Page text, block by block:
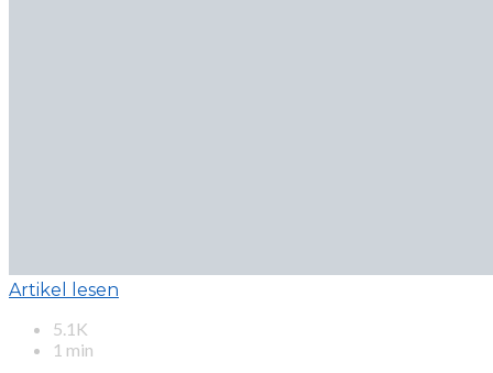
Artikel lesen
5.1K
1 min